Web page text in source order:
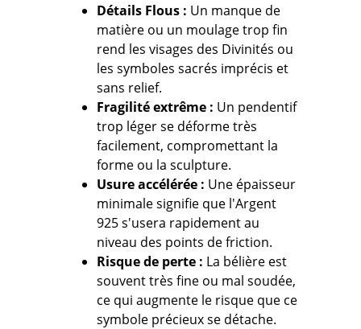
Détails Flous : Un manque de
matière ou un moulage trop fin
rend les visages des Divinités ou
les symboles sacrés imprécis et
sans relief.
Fragilité extrême : Un pendentif
trop léger se déforme très
facilement, compromettant la
forme ou la sculpture.
Usure accélérée : Une épaisseur
minimale signifie que l'Argent
925 s'usera rapidement au
niveau des points de friction.
Risque de perte : La bélière est
souvent très fine ou mal soudée,
ce qui augmente le risque que ce
symbole précieux se détache.